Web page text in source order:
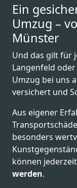
Ein
Umzug –
Münster
Und das gilt für
Langenfeld
Umzug bei uns
versichert und
Aus eigener
besonders
können
werden.